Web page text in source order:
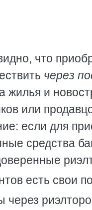
что
через
жилья и
или
если для
средства
есть свои
через